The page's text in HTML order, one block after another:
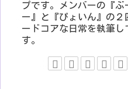
プです。メンバーの『ぶ
ー』と『ぴょいん』の２
ードコアな日常を執筆し
す。